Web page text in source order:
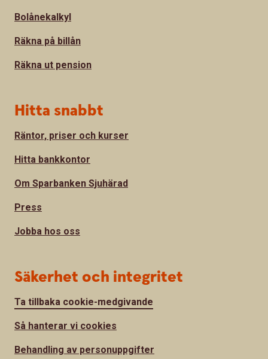
Bolånekalkyl
Räkna på billån
Räkna ut pension
Hitta snabbt
Räntor, priser och kurser
Hitta bankkontor
Om Sparbanken Sjuhärad
Press
Jobba hos oss
Säkerhet och integritet
Ta tillbaka cookie-medgivande
Så hanterar vi cookies
Behandling av personuppgifter